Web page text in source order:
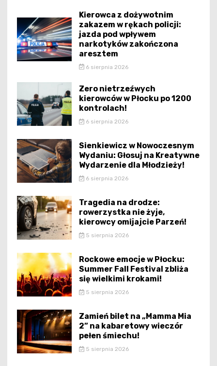
Kierowca z dożywotnim
zakazem w rękach policji:
jazda pod wpływem
narkotyków zakończona
aresztem
6 sierpnia 2026
Zero nietrzeźwych
kierowców w Płocku po 1200
kontrolach!
6 sierpnia 2026
Sienkiewicz w Nowoczesnym
Wydaniu: Głosuj na Kreatywne
Wydarzenie dla Młodzieży!
6 sierpnia 2026
Tragedia na drodze:
rowerzystka nie żyje,
kierowcy omijajcie Parzeń!
5 sierpnia 2026
Rockowe emocje w Płocku:
Summer Fall Festival zbliża
się wielkimi krokami!
5 sierpnia 2026
Zamień bilet na „Mamma Mia
2” na kabaretowy wieczór
pełen śmiechu!
5 sierpnia 2026